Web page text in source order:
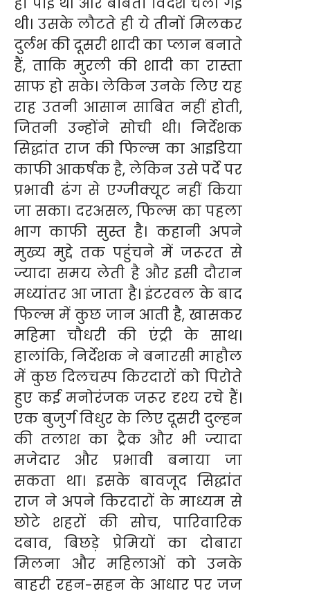
थी। उसके लौटते ही ये तीनों मिलकर
दुर्लभ की दूसरी शादी का प्लान बनाते
हैं, ताकि मुरली की शादी का रास्ता
साफ हो सके। लेकिन उनके लिए यह
राह उतनी आसान साबित नहीं होती,
जितनी उन्होंने सोची थी। निर्देशक
सिद्धांत राज की फिल्म का आइडिया
काफी आकर्षक है, लेकिन उसे पर्दे पर
प्रभावी ढंग से एग्जीक्यूट नहीं किया
जा सका। दरअसल, फिल्म का पहला
भाग काफी सुस्त है। कहानी अपने
मुख्य मुद्दे तक पहुंचने में जरूरत से
ज्यादा समय लेती है और इसी दौरान
मध्यांतर आ जाता है। इंटरवल के बाद
फिल्म में कुछ जान आती है, खासकर
महिमा चौधरी की एंट्री के साथ।
हालांकि, निर्देशक ने बनारसी माहौल
में कुछ दिलचस्प किरदारों को पिरोते
हुए कई मनोरंजक जरूर दृश्य रचे हैं।
एक बुजुर्ग विधुर के लिए दूसरी दुल्हन
की तलाश का ट्रैक और भी ज्यादा
मजेदार और प्रभावी बनाया जा
सकता था। इसके बावजूद सिद्धांत
राज ने अपने किरदारों के माध्यम से
छोटे शहरों की सोच, पारिवारिक
दबाव, बिछड़े प्रेमियों का दोबारा
मिलना और महिलाओं को उनके
बाहरी रहन-सहन के आधार पर जज